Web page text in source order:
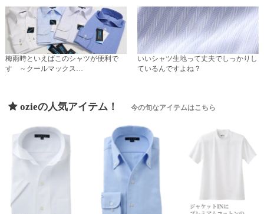
梅雨時といえばこのシャツが便利で
す ～クールマックス…
いいシャツ生地って丈夫でしっかりし
ているんですよね？
ozieの人気アイテム！ 今の旬なアイテムはこちら